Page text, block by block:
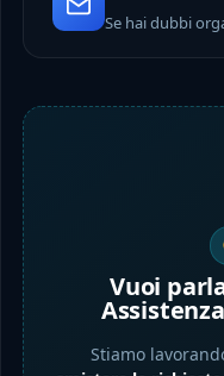
Se hai dubbi
Vuoi
Stiamo